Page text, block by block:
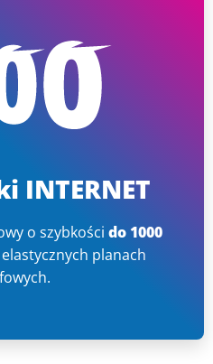
INTERNET
o szybkości do 1000
planach